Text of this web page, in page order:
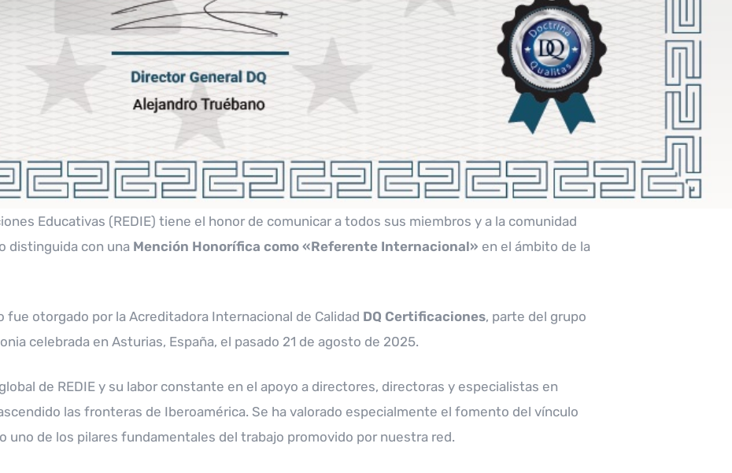
Educativas (REDIE) tiene el honor de comunicar a todos sus miembros y a la comunidad
distinguida con una Mención Honorífica como «Referente Internacional» en el ámbito de la
otorgado por la Acreditadora Internacional de Calidad DQ Certificaciones, parte del grupo
celebrada en Asturias, España, el pasado 21 de agosto de 2025.
de REDIE y su labor constante en el apoyo a directores, directoras y especialistas en
las fronteras de Iberoamérica. Se ha valorado especialmente el fomento del vínculo
uno de los pilares fundamentales del trabajo promovido por nuestra red.